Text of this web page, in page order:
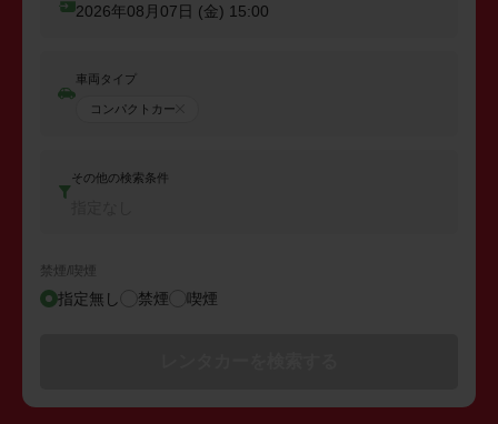
2026年08月07日 (金) 15:00
車両タイプ
コンパクトカー
その他の検索条件
禁煙/喫煙
指定無し 禁煙 喫煙